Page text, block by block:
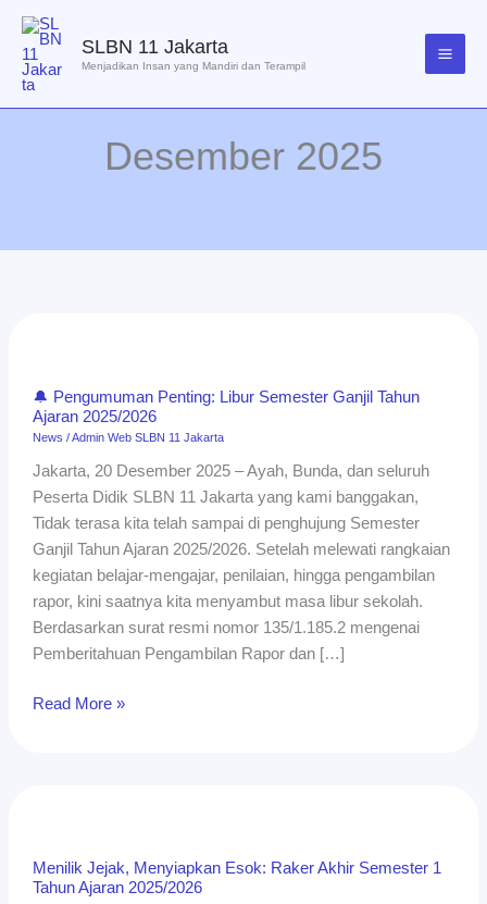
konten
SLBN 11 Jakarta
Menjadikan Insan yang Mandiri dan Terampil
Desember 2025
🔔 Pengumuman Penting: Libur Semester Ganjil Tahun
Ajaran 2025/2026
News /Admin Web SLBN 11 Jakarta
Jakarta, 20 Desember 2025 – Ayah, Bunda, dan seluruh
Peserta Didik SLBN 11 Jakarta yang kami banggakan,
Tidak terasa kita telah sampai di penghujung Semester
Ganjil Tahun Ajaran 2025/2026. Setelah melewati rangkaian
kegiatan belajar-mengajar, penilaian, hingga pengambilan
rapor, kini saatnya kita menyambut masa libur sekolah.
Berdasarkan surat resmi nomor 135/1.185.2 mengenai
Pemberitahuan Pengambilan Rapor dan […]
Libur
Semester
Tahun
Ajaran
2025/2026
Read More »
Menilik Jejak, Menyiapkan Esok: Raker Akhir Semester 1
Tahun Ajaran 2025/2026
Esok: